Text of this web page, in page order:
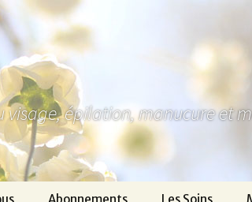
visage, épilation, manucure et